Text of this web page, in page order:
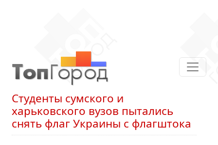
Студенты сумского и
харьковского вузов пытались
снять флаг Украины с флагштока